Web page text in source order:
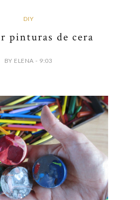
DIY
pinturas de cera
BY ELENA - 9:03